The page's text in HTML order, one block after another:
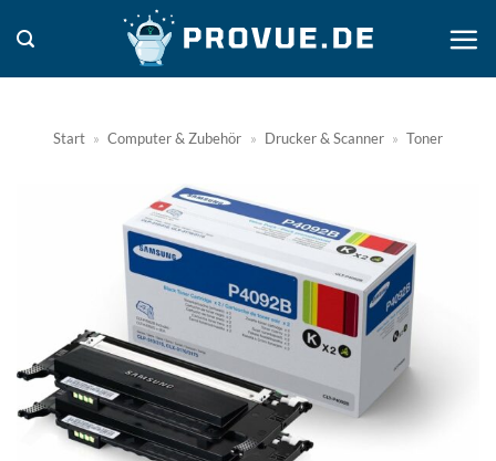
Inhalt
springen
Start » Computer & Zubehör » Drucker & Scanner » Toner